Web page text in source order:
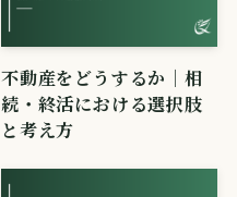
不動産をどうするか｜相
続・終活における選択肢
と考え方